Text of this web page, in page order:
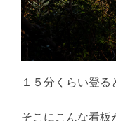
１５分くらい登る
そこにこんな看板